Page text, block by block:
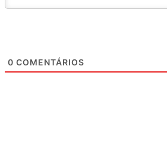
0 COMENTÁRIOS